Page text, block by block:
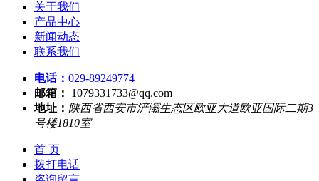
关于我们
产品中心
新闻动态
联系我们
电话： 029-89249774
邮箱：
1079331733@qq.com
地址： 陕西省西安市浐灞生态区欧亚大道欧亚国际二期3
号楼1810室
首 页
拨打电话